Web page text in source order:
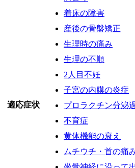
適応症状
着床の障害
産後の骨盤矯正
生理時の痛み
生理の不順
2人目不妊
子宮の内膜の炎症
プロラクチン分泌
不育症
黄体機能の衰え
ムチウチ・首の痛